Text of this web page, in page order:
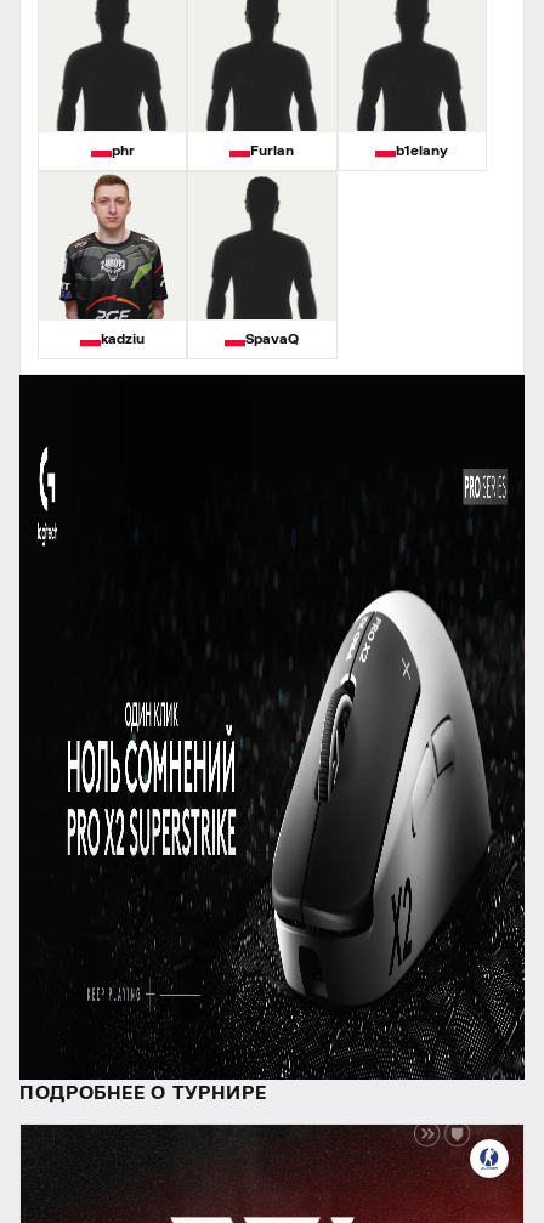
phr Furlan b1elany
kadziu SpavaQ
ПОДРОБНЕЕ О ТУРНИРЕ